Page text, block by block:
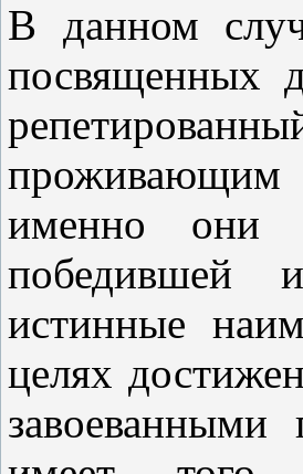
В данном
посвященных
проживающим
именно они
победившей
истинные
целях